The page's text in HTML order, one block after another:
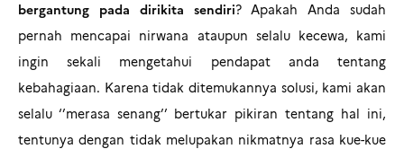
bergantung pada dirikita sendiri? Apakah Anda sudah
pernah mencapai nirwana ataupun selalu kecewa, kami
ingin sekali mengetahui pendapat anda tentang
kebahagiaan. Karena tidak ditemukannya solusi, kami akan
selalu ‘’merasa senang’’ bertukar pikiran tentang hal ini,
tentunya dengan tidak melupakan nikmatnya rasa kue-kue